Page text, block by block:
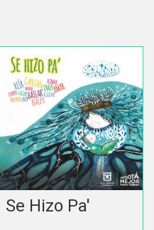
Se Hizo Pa'